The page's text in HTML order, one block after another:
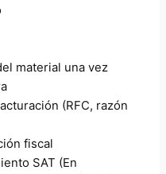
material una vez
(RFC, razón
fiscal
SAT (En